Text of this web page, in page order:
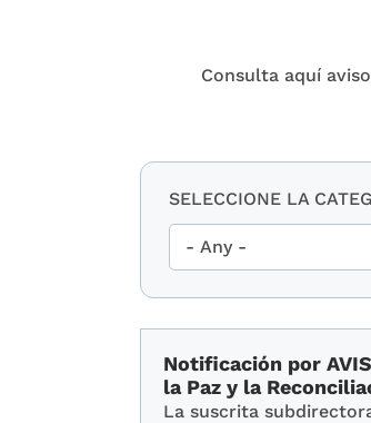
Consulta aquí
SELECCIONE LA
Notificación por
la Paz y la
La suscrita